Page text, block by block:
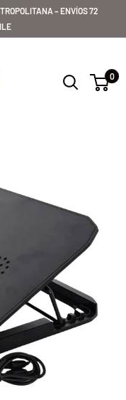
– ENVÍOS 72
0